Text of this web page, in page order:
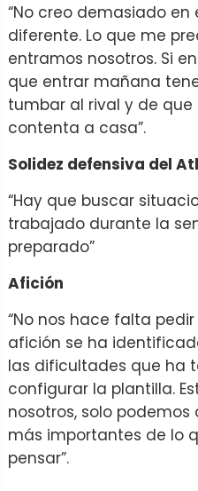
“No creo demasiado en
diferente. Lo que me
entramos nosotros. Si
que entrar mañana
tumbar al rival y de
contenta a casa”.
Solidez defensiva del
“Hay que buscar
trabajado durante la
preparado”
Afición
“No nos hace falta
afición se ha
las dificultades que ha
configurar la plantilla.
nosotros, solo podemos
más importantes de lo
pensar”.